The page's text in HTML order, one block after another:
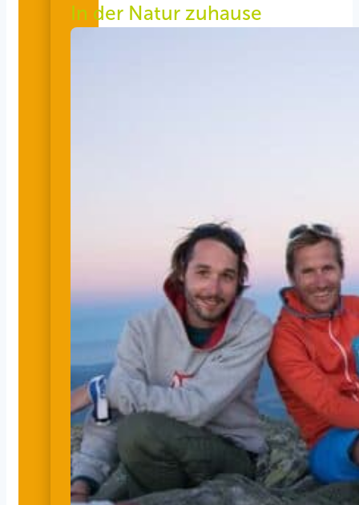
In der Natur zuhause